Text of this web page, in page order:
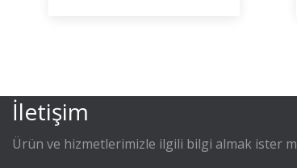
İletişim
Ürün ve hizmetlerimizle ilgili bilgi almak ister